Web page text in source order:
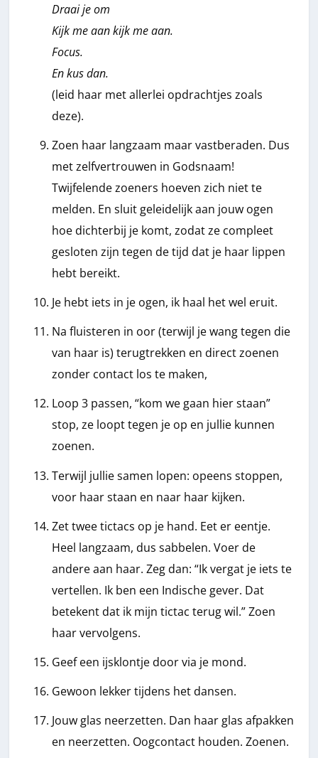
Draai je om
Kijk me aan kijk me aan.
Focus.
En kus dan.
(leid haar met allerlei opdrachtjes zoals
deze).
Zoen haar langzaam maar vastberaden. Dus
met zelfvertrouwen in Godsnaam!
Twijfelende zoeners hoeven zich niet te
melden. En sluit geleidelijk aan jouw ogen
hoe dichterbij je komt, zodat ze compleet
gesloten zijn tegen de tijd dat je haar lippen
hebt bereikt.
Je hebt iets in je ogen, ik haal het wel eruit.
Na fluisteren in oor (terwijl je wang tegen die
van haar is) terugtrekken en direct zoenen
zonder contact los te maken,
Loop 3 passen, “kom we gaan hier staan”
stop, ze loopt tegen je op en jullie kunnen
zoenen.
Terwijl jullie samen lopen: opeens stoppen,
voor haar staan en naar haar kijken.
Zet twee tictacs op je hand. Eet er eentje.
Heel langzaam, dus sabbelen. Voer de
andere aan haar. Zeg dan: “Ik vergat je iets te
vertellen. Ik ben een Indische gever. Dat
betekent dat ik mijn tictac terug wil.” Zoen
haar vervolgens.
Geef een ijsklontje door via je mond.
Gewoon lekker tijdens het dansen.
Jouw glas neerzetten. Dan haar glas afpakken
en neerzetten. Oogcontact houden. Zoenen.